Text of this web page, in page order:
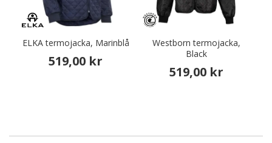
ELKA termojacka, Marinblå
519,00 kr
Westborn termojacka,
Black
519,00 kr